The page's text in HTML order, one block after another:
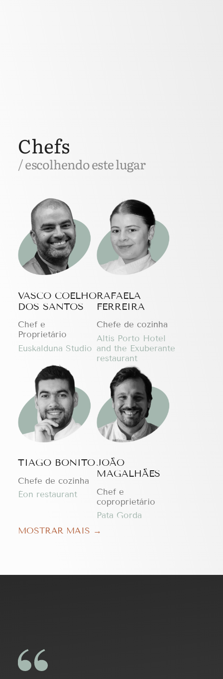
Chefs
/ escolhendo este lugar
VASCO COELHO
DOS SANTOS
Chef e
Proprietário
Euskalduna Studio
RAFAELA
FERREIRA
Chefe de cozinha
Altis Porto Hotel
and the Exuberante
restaurant
TIAGO BONITO
Chefe de cozinha
Éon restaurant
JOÃO
MAGALHÃES
Chef e
coproprietário
Pata Gorda
MOSTRAR MAIS →